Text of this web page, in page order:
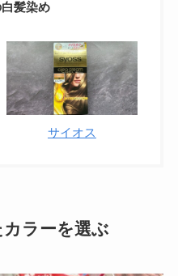
髪染め
サイオス
ラーを選ぶ